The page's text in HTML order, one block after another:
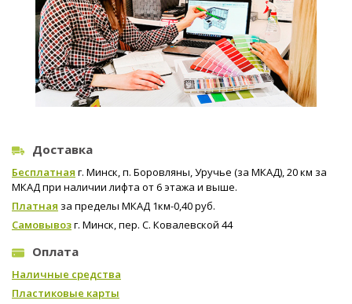
Доставка
Бесплатная г. Минск, п. Боровляны, Уручье (за МКАД), 20 км за
МКАД при наличии лифта от 6 этажа и выше.
Платная за пределы МКАД 1км-0,40 руб.
Самовывозг. Минск, пер. С. Ковалевской 44
Оплата
Наличные средства
Пластиковые карты